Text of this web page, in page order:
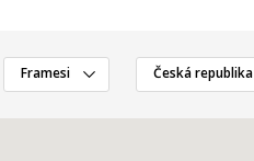
Framesi Česká republika